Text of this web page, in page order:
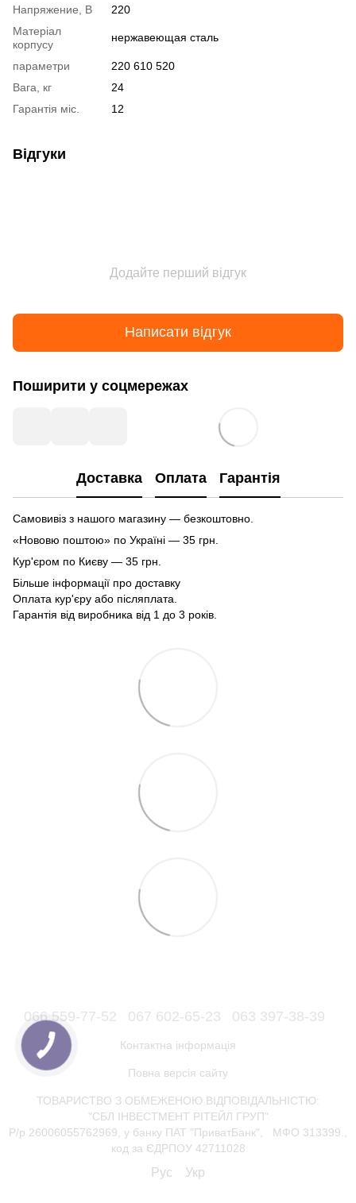
Напряжение, В
220
Матеріал
корпусу
нержавеющая сталь
параметри
220 610 520
Вага, кг
24
Гарантія міс.
12
Відгуки
Додайте перший відгук
Написати відгук
Поширити у соцмережах
Доставка Оплата Гарантія
Самовивіз з нашого магазину — безкоштовно.
«Нововю поштою» по Україні — 35 грн.
Кур'єром по Києву — 35 грн.
Більше інформації про доставку
Оплата кур'єру або післяплата.
Гарантія від виробника від 1 до 3 років.
066 559-77-52 067 602-65-23 063 397-38-39
Контактна інформація
Повна версія сайту
ТОВАРИСТВО З ОБМЕЖЕНОЮ ВІДПОВІДАЛЬНІСТЮ:
"СБЛ ІНВЕСТМЕНТ РІТЕЙЛ ГРУП"
Р/р 26006055762969, у банку ПАТ "ПриватБанк", МФО 313399.,
код за ЄДРПОУ 42711028
Рус Укр